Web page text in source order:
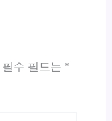
필수 필드는 *